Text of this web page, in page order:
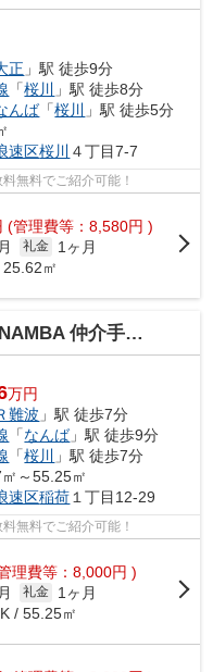
正 」駅 徒歩9分
「桜川
」駅 徒歩8分
んば「桜川
」駅 徒歩5分
速区桜川 ４丁目7-7
無料でご紹介可能！
(管理費等：8,580円 )
礼金
1ヶ月
㎡
仲介手数料無料
万円
難波 」駅 徒歩7分
「なんば」駅 徒歩9分
「桜川
」駅 徒歩7分
～55.25㎡
速区稲荷 １丁目12-29
無料でご紹介可能！
理費等：8,000円 )
礼金
1ヶ月
/ 55.25㎡